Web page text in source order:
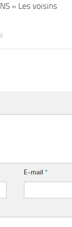
« Les voisins
E-mail*